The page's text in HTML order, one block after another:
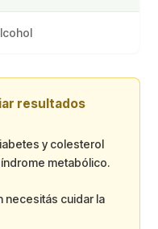
resultados
y colesterol
metabólico.
necesitás cuidar la